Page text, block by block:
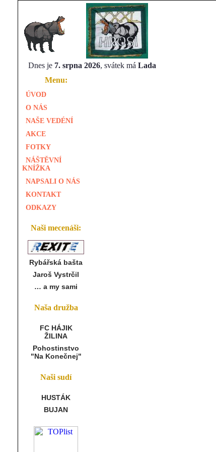
Dnes je 7. srpna 2026, svátek má Lada
Menu:
ÚVOD
O NÁS
NAŠE VEDÉNÍ
AKCE
FOTKY
NÁŠTĚVNÍ
KNÍŽKA
NAPSALI O NÁS
KONTAKT
ODKAZY
Naši mecenáši:
Rybářská bašta
Jaroš Vystrčil
… a my sami
Naša družba
FC HÁJIK
ŽILINA
Pohostinstvo
"Na Konečnej"
Naši sudí
HUSTÁK
BUJAN